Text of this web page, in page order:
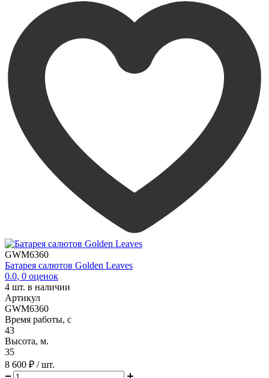
GWM6360
Батарея салютов Golden Leaves
0.0, 0 оценок
4 шт. в наличии
Артикул
GWM6360
Время работы, с
43
Высота, м.
35
8 600 ₽ / шт.